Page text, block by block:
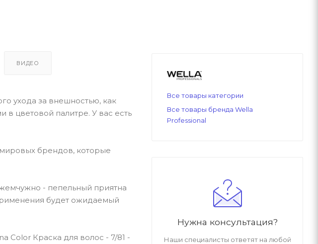
ВИДЕО
ухода за внешностью, как
цветовой палитре. У вас есть
брендов, которые
- пепельный приятна
будет ожидаемый
Color Краска для волос - 7/81 -
Все товары категории
Все товары бренда Wella
Professional
Нужна консультация?
Наши специалисты ответят на любой